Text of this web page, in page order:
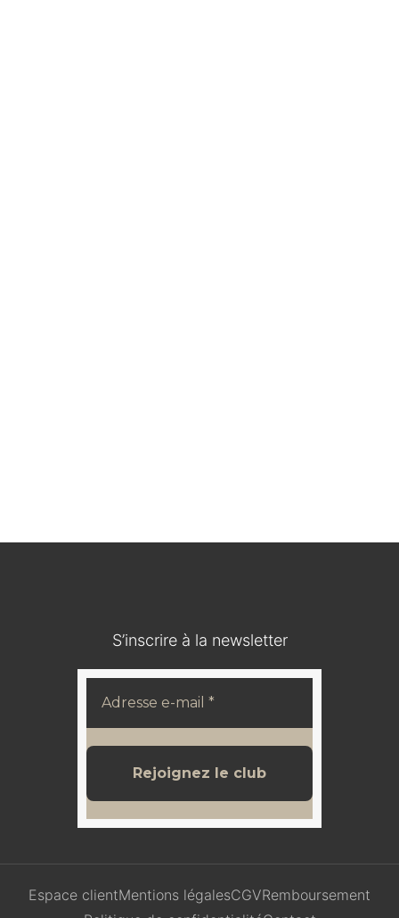
S’inscrire à la newsletter
Espace clientMentions légalesCGVRemboursement